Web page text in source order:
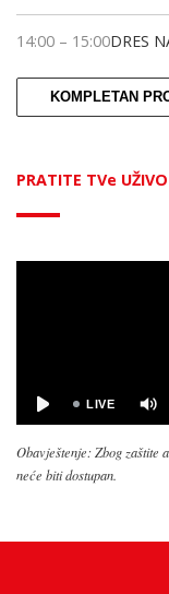
14:00 – 15:00DRES
KOMPLETAN
PRATITE TVe UŽIVO
Obavještenje: Zbog zaštite
neće biti dostupan.